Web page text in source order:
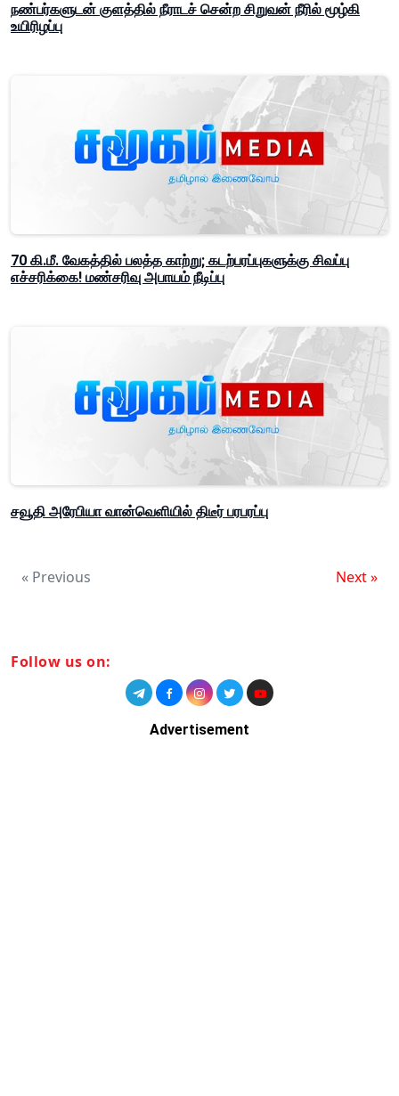
நண்பர்களுடன் குளத்தில் நீராடச் சென்ற சிறுவன் நீரில் மூழ்கி
உயிரிழப்பு
70 கி.மீ. வேகத்தில் பலத்த காற்று; கடற்பரப்புகளுக்கு சிவப்பு
எச்சரிக்கை! மண்சரிவு அபாயம் நீடிப்பு
சவூதி அரேபியா வான்வெளியில் திடீர் பரபரப்பு
« Previous Next »
Follow us on:
Advertisement